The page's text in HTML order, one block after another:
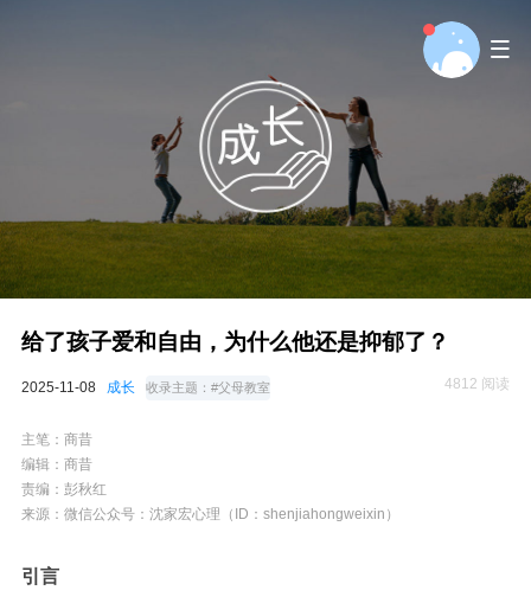
给了孩子爱和自由，为什么他还是抑郁了？
2025-11-08 成长 收录主题： #父母教室 4812 阅读
主笔：商昔
编辑：商昔
责编：彭秋红
来源：微信公众号：沈家宏心理（ID：shenjiahongweixin）
引言